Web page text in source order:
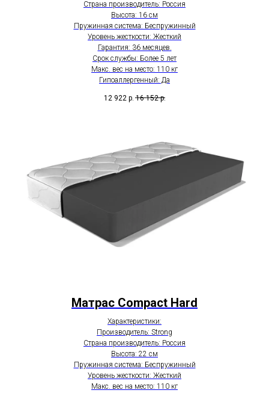
Страна производитель: Россия
Высота: 16 см
Пружинная система: Беспружинный
Уровень жесткости: Жесткий
Гарантия: 36 месяцев.
Срок службы: Более 5 лет
Макс. вес на место: 110 кг
Гипоаллергенный: Да
12 922 р. 16 152 р.
Матрас Compact Hard
Характеристики:
Производитель: Strong
Страна производитель: Россия
Высота: 22 см
Пружинная система: Беспружинный
Уровень жесткости: Жесткий
Макс. вес на место: 110 кг